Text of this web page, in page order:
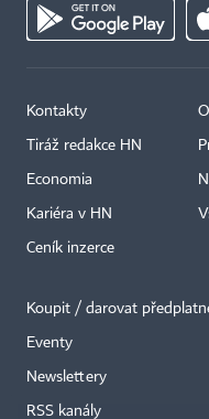
Kontakty
Tiráž redakce HN
Economia
Kariéra v HN
Ceník inzerce
Koupit / darovat
Eventy
Newslettery
RSS kanály